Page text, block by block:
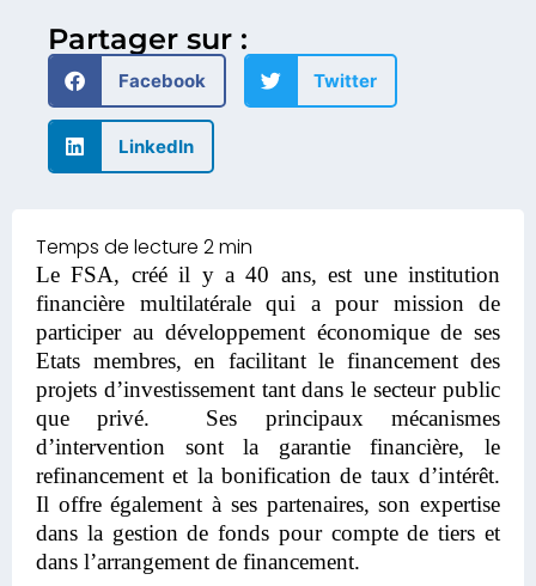
Partager sur :
Facebook Twitter
LinkedIn
Le FSA, créé il y a 40 ans, est une institution
financière multilatérale qui a pour mission de
participer au développement économique de ses
Etats membres, en facilitant le financement des
projets d’investissement tant dans le secteur public
que privé. Ses principaux mécanismes
d’intervention sont la garantie financière, le
refinancement et la bonification de taux d’intérêt.
Il offre également à ses partenaires, son expertise
dans la gestion de fonds pour compte de tiers et
dans l’arrangement de financement.